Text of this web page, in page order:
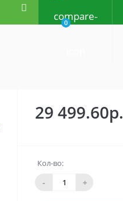
0
29 499.60р.
Кол-во:
-
+